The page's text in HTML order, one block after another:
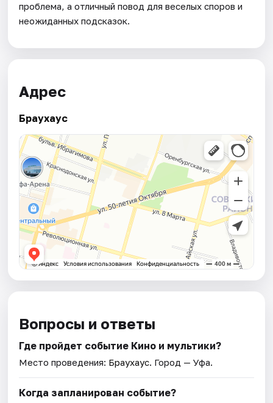
проблема, а отличный повод для веселых споров и
неожиданных подсказок.
Адрес
Браухаус
Вопросы и ответы
Где пройдет событие Кино и мультики?
Место проведения: Браухаус. Город — Уфа.
Когда запланирован событие?